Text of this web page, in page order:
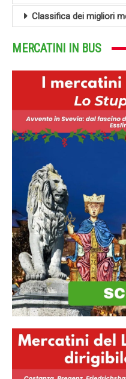
Classifica dei migliori
MERCATINI IN BUS